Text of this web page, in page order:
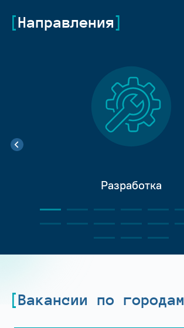
Направления
Разработка
Вакансии по городам